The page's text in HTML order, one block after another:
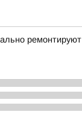
ремонтируют